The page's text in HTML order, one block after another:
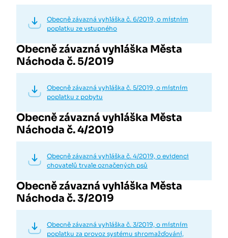
Obecně závazná vyhláška č. 6/2019, o místním
poplatku ze vstupného
Obecně závazná vyhláška Města
Náchoda č. 5/2019
Obecně závazná vyhláška č. 5/2019, o místním
poplatku z pobytu
Obecně závazná vyhláška Města
Náchoda č. 4/2019
Obecně závazná vyhláška č. 4/2019, o evidenci
chovatelů trvale označených psů
Obecně závazná vyhláška Města
Náchoda č. 3/2019
Obecně závazná vyhláška č. 3/2019, o místním
poplatku za provoz systému shromažďování,